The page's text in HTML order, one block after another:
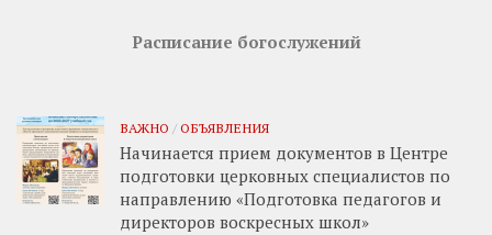
Расписание богослужений
ВАЖНО / ОБЪЯВЛЕНИЯ
Начинается прием документов в Центре
подготовки церковных специалистов по
направлению «Подготовка педагогов и
директоров воскресных школ»